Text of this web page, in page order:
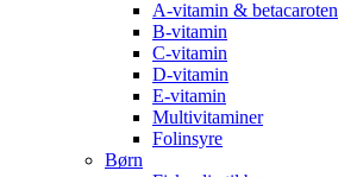
A-vitamin & betacaroten
B-vitamin
C-vitamin
D-vitamin
E-vitamin
Multivitaminer
Folinsyre
Børn